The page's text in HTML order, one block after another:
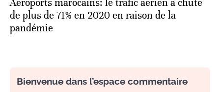
Aéroports marocains: le trafic aérien a chuté
de plus de 71% en 2020 en raison de la
pandémie
Bienvenue dans l’espace commentaire